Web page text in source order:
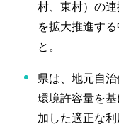
村、東村）の
を拡大推進す
と。
県は、地元自
環境許容量を
加した適正な